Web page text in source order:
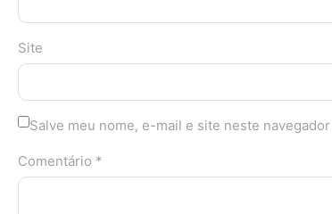
Site
Salve meu nome, e-mail e site neste
Comentário *